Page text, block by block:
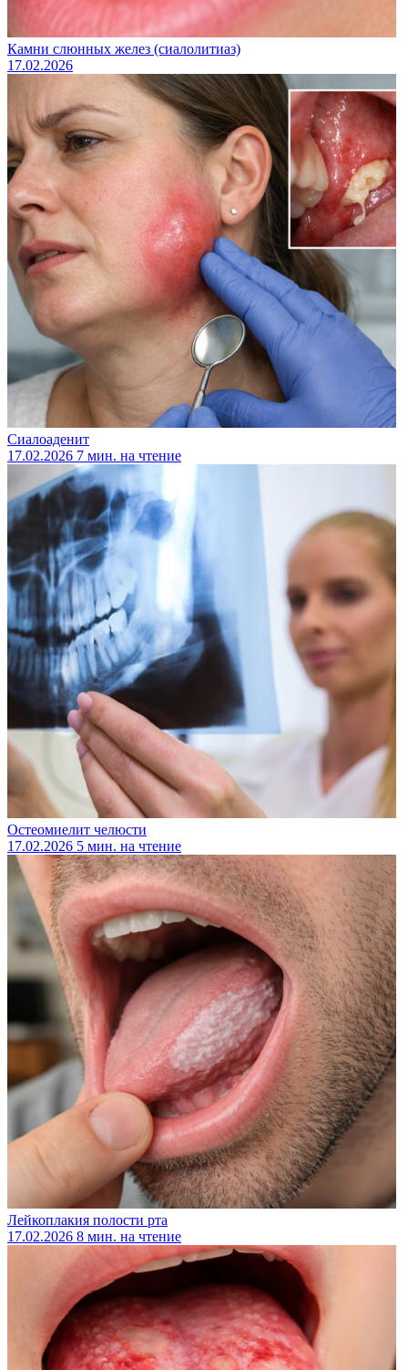
Камни слюнных желез (сиалолитиаз)
17.02.2026
Сиалоаденит
17.02.2026 7 мин. на чтение
Остеомиелит челюсти
17.02.2026 5 мин. на чтение
Лейкоплакия полости рта
17.02.2026 8 мин. на чтение